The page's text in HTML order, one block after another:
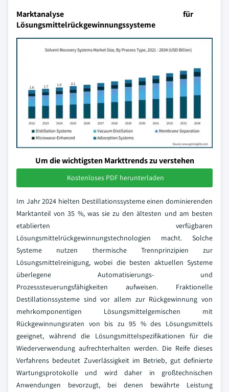
Marktanalyse für
Lösungsmittelrückgewinnungssysteme
Um die wichtigsten Markttrends zu verstehen
Kostenloses PDF herunterladen
Im Jahr 2024 hielten Destillationssysteme einen dominierenden
Marktanteil von 35 %, was sie zu den ältesten und am besten
etablierten verfügbaren
Lösungsmittelrückgewinnungstechnologien macht. Solche
Systeme nutzen thermische Trennprinzipien zur
Lösungsmittelreinigung, wobei die besten aktuellen Systeme
überlegene Automatisierungs- und
Prozesssteuerungsfähigkeiten aufweisen. Fraktionelle
Destillationssysteme sind vor allem zur Rückgewinnung von
mehrkomponentigen Lösungsmittelgemischen mit
Rückgewinnungsraten von bis zu 95 % des Lösungsmittels
geeignet, während die Lösungsmittelspezifikationen für die
Wiederverwendung aufrechterhalten werden. Die Reife dieses
Verfahrens bedeutet Zuverlässigkeit im Betrieb, gut definierte
Wartungsprotokolle und wird daher in großtechnischen
Anwendungen bevorzugt, bei denen bewährte Leistung